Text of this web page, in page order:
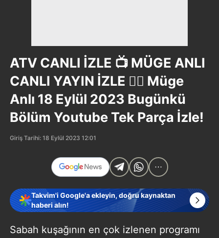
ATV CANLI İZLE 📺 MÜGE ANLI
CANLI YAYIN İZLE 🕵️‍♀ Müge
Anlı 18 Eylül 2023 Bugünkü
Bölüm Youtube Tek Parça İzle!
Giriş Tarihi: 18 Eylül 2023 12:01
Takvim'i Google'a ekleyin, doğru kaynaktan
haberi alın!
Sabah kuşağının en çok izlenen programı